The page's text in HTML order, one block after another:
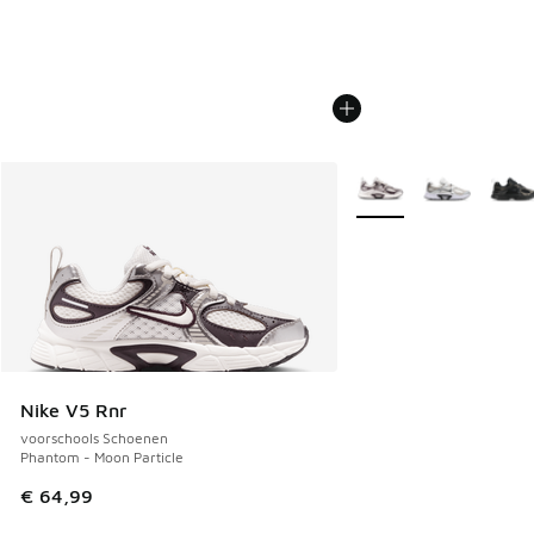
Nike V5 Rnr
voorschools Schoenen
Phantom - Moon Particle
€ 64,99
Meer kleuren